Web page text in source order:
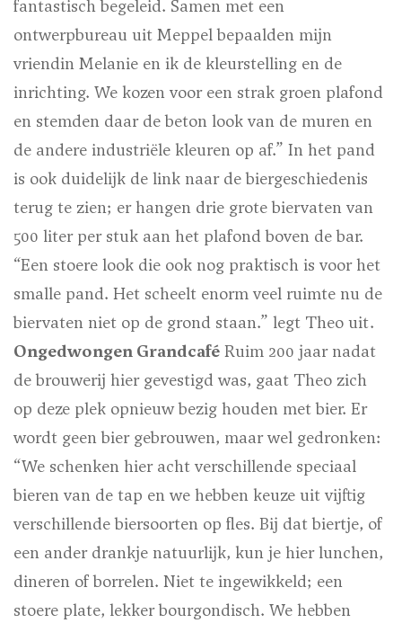
fantastisch begeleid. Samen met een
ontwerpbureau uit Meppel bepaalden mijn
vriendin Melanie en ik de kleurstelling en de
inrichting. We kozen voor een strak groen plafond
en stemden daar de beton look van de muren en
de andere industriële kleuren op af.” In het pand
is ook duidelijk de link naar de biergeschiedenis
terug te zien; er hangen drie grote biervaten van
500 liter per stuk aan het plafond boven de bar.
“Een stoere look die ook nog praktisch is voor het
smalle pand. Het scheelt enorm veel ruimte nu de
biervaten niet op de grond staan.” legt Theo uit.
Ongedwongen Grandcafé Ruim 200 jaar nadat
de brouwerij hier gevestigd was, gaat Theo zich
op deze plek opnieuw bezig houden met bier. Er
wordt geen bier gebrouwen, maar wel gedronken:
“We schenken hier acht verschillende speciaal
bieren van de tap en we hebben keuze uit vijftig
verschillende biersoorten op fles. Bij dat biertje, of
een ander drankje natuurlijk, kun je hier lunchen,
dineren of borrelen. Niet te ingewikkeld; een
stoere plate, lekker bourgondisch. We hebben